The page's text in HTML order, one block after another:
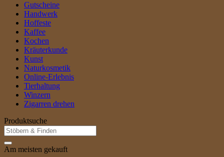
Gutscheine
Handwerk
Hoffeste
Kaffee
Kochen
Kräuterkunde
Kunst
Naturkosmetik
Online-Erlebnis
Tierhaltung
Winzern
Zigarren drehen
Produktsuche
Suche
nach:
Am meisten gekauft